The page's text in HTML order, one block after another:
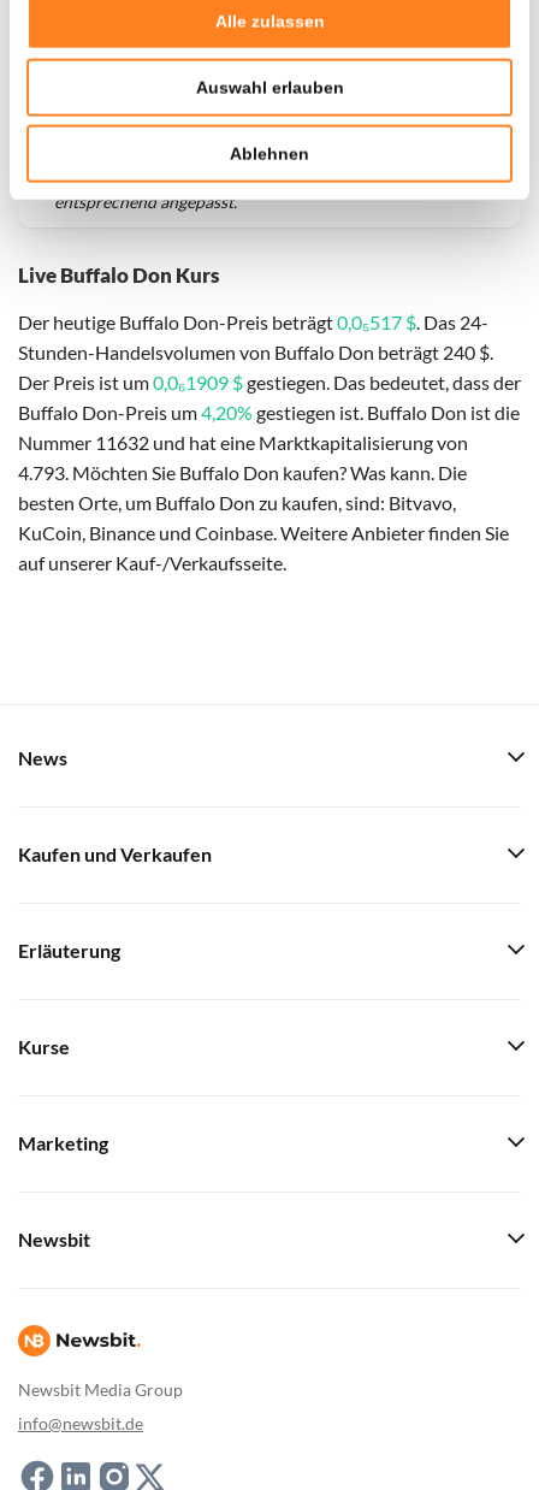
Alle zulassen
Auswahl erlauben
Ablehnen
Live Buffalo Don Kurs
Der heutige Buffalo Don-Preis beträgt0,0₅517 $. Das 24-
Stunden-Handelsvolumen von Buffalo Don beträgt 240 $.
Der Preis ist um0,0₆1909 $gestiegen. Das bedeutet, dass der
Buffalo Don-Preis um4,20% gestiegen ist. Buffalo Don ist die
Nummer 11632 und hat eine Marktkapitalisierung von
4.793. Möchten Sie Buffalo Don kaufen? Was kann. Die
besten Orte, um Buffalo Don zu kaufen, sind: Bitvavo,
KuCoin, Binance und Coinbase. Weitere Anbieter finden Sie
auf unserer Kauf-/Verkaufsseite.
haben wir historische Daten seit
2026, das hypothetische erste Investitionsdatum wurde
entsprechend angepasst.
Newsbit Media Group
info@newsbit.de
News
Kaufen und Verkaufen
Erläuterung
Kurse
Marketing
Newsbit